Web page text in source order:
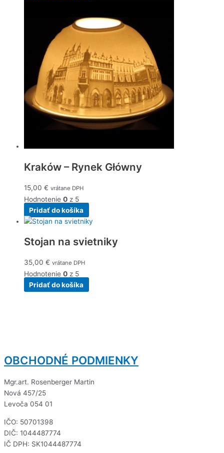
Kraków – Rynek Główny
15,00 € vrátane DPH
Hodnotenie 0 z 5
Pridať do košíka
Stojan na svietniky
35,00 € vrátane DPH
Hodnotenie 0 z 5
Pridať do košíka
OBCHODNÉ PODMIENKY
Mgr.art. Rosenberger Martin
Nová 457/25
Levoča 054 01
IČO: 50701398
DIČ: 1044487774
IČ DPH: SK1044487774